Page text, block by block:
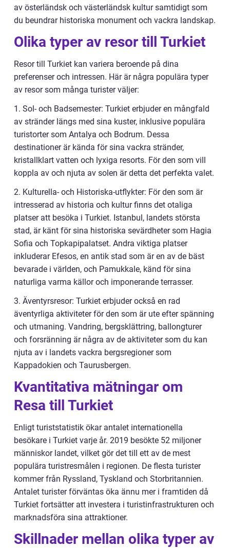
av österländsk och västerländsk kultur samtidigt som
du beundrar historiska monument och vackra landskap.
Olika typer av resor till Turkiet
Resor till Turkiet kan variera beroende på dina
preferenser och intressen. Här är några populära typer
av resor som många turister väljer:
1. Sol- och Badsemester: Turkiet erbjuder en mångfald
av stränder längs med sina kuster, inklusive populära
turistorter som Antalya och Bodrum. Dessa
destinationer är kända för sina vackra stränder,
kristallklart vatten och lyxiga resorts. För den som vill
koppla av och njuta av solen är detta det perfekta valet.
2. Kulturella- och Historiska-utflykter: För den som är
intresserad av historia och kultur finns det otaliga
platser att besöka i Turkiet. Istanbul, landets största
stad, är känt för sina historiska sevärdheter som Hagia
Sofia och Topkapipalatset. Andra viktiga platser
inkluderar Efesos, en antik stad som är en av de bäst
bevarade i världen, och Pamukkale, känd för sina
naturliga varma källor och imponerande terrasser.
3. Äventyrsresor: Turkiet erbjuder också en rad
äventyrliga aktiviteter för den som är ute efter spänning
och utmaning. Vandring, bergsklättring, ballongturer
och forsränning är några av de aktiviteter som du kan
njuta av i landets vackra bergsregioner som
Kappadokien och Taurusbergen.
Kvantitativa mätningar om
Resa till Turkiet
Enligt turiststatistik ökar antalet internationella
besökare i Turkiet varje år. 2019 besökte 52 miljoner
människor landet, vilket gör det till ett av de mest
populära turistresmålen i regionen. De flesta turister
kommer från Ryssland, Tyskland och Storbritannien.
Antalet turister förväntas öka ännu mer i framtiden då
Turkiet fortsätter att investera i turistinfrastrukturen och
marknadsföra sina attraktioner.
Skillnader mellan olika typer av